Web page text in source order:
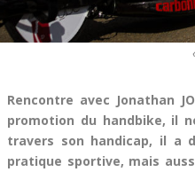
Rencontre avec Jonathan
promotion du handbike, il
travers son handicap, il a
pratique sportive, mais